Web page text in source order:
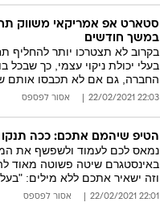
סטארט אפ אמריקאי משווק
במשך חודשים
בקרוב לא תצטרכו יותר להחליף
בעלי יכולת ניקוי עצמי, כך שבכל
החברה, גם אם לא תכבסו אותם
22:03 22/02/2021 אסור לפספס
הטיפ שיהמם אתכם: ככה
נמאס לכם לעמוד ולשפשף את
באינסטגרם שיטה פשוטה מאוד
וזה ישאיר אתכם ללא מילים:
22:01 22/02/2021 אסור לפספס